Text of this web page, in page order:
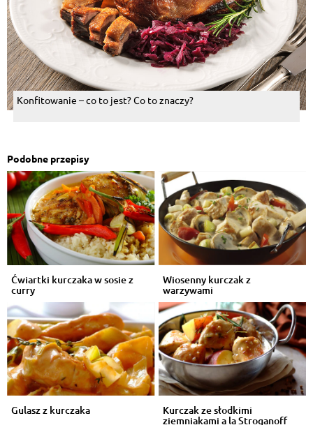
Konfitowanie – co to jest? Co to znaczy?
Podobne przepisy
Ćwiartki kurczaka w sosie z
curry
Wiosenny kurczak z
warzywami
Gulasz z kurczaka Kurczak ze słodkimi
ziemniakami a la Stroganoff